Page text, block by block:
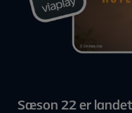
Sæson 22 er